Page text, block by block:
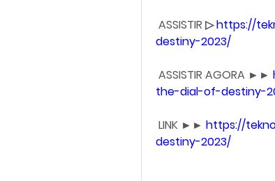
ASSISTIR ▷ https://
destiny-2023/
ASSISTIR AGORA ►►
the-dial-of-destiny-
LINK ►► https://
destiny-2023/